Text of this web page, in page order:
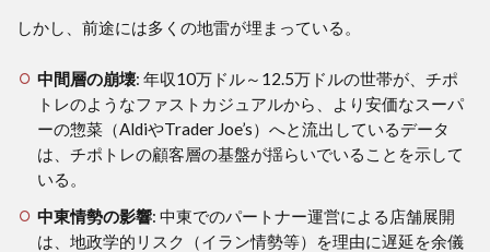
しかし、前途には多くの地雷が埋まっている。
中間層の崩壊: 年収10万ドル～12.5万ドルの世帯が、チポ
トレのようなファストカジュアルから、より安価なスーパ
ーの惣菜（AldiやTrader Joe’s）へと流出しているデータ
は、チポトレの顧客層の基盤が揺らいでいることを示して
いる。
中東情勢の影響: 中東でのパートナー運営による店舗展開
は、地政学的リスク（イラン情勢等）を理由に遅延を余儀